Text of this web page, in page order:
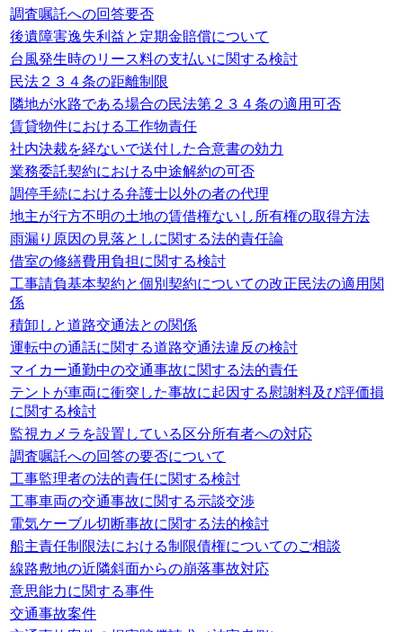
調査嘱託への回答要否
後遺障害逸失利益と定期金賠償について
台風発生時のリース料の支払いに関する検討
民法２３４条の距離制限
隣地が水路である場合の民法第２３４条の適用可否
賃貸物件における工作物責任
社内決裁を経ないで送付した合意書の効力
業務委託契約における中途解約の可否
調停手続における弁護士以外の者の代理
地主が行方不明の土地の賃借権ないし所有権の取得方法
雨漏り原因の見落としに関する法的責任論
借室の修繕費用負担に関する検討
工事請負基本契約と個別契約についての改正民法の適用関
係
積卸しと道路交通法との関係
運転中の通話に関する道路交通法違反の検討
マイカー通勤中の交通事故に関する法的責任
テントが車両に衝突した事故に起因する慰謝料及び評価損
に関する検討
監視カメラを設置している区分所有者への対応
調査嘱託への回答の要否について
工事監理者の法的責任に関する検討
工事車両の交通事故に関する示談交渉
電気ケーブル切断事故に関する法的検討
船主責任制限法における制限債権についてのご相談
線路敷地の近隣斜面からの崩落事故対応
意思能力に関する事件
交通事故案件